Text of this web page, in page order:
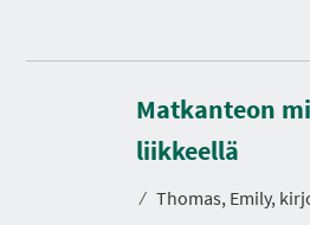
Matkanteon
liikkeellä
⁄ Thomas, Emily,
D
u
r
a
i